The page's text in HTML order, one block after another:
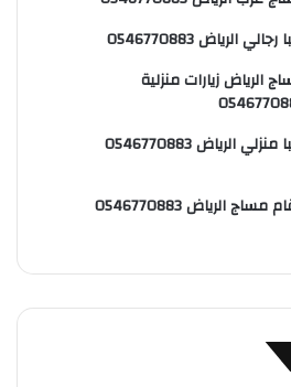
س
ت
e
و
ق
R
الرياض 0546770883
الرياض زيارات منزلية
الرياض 0546770883
مساج الرياض 0546770883